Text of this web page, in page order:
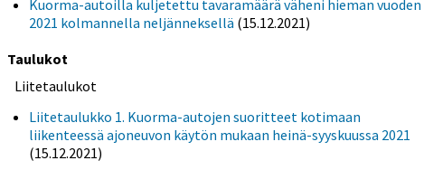
Kuorma-autoilla kuljetettu tavaramäärä väheni hieman vuoden
2021 kolmannella neljänneksellä (15.12.2021)
Taulukot
Liitetaulukot
Liitetaulukko 1. Kuorma-autojen suoritteet kotimaan
liikenteessä ajoneuvon käytön mukaan heinä-syyskuussa 2021
(15.12.2021)